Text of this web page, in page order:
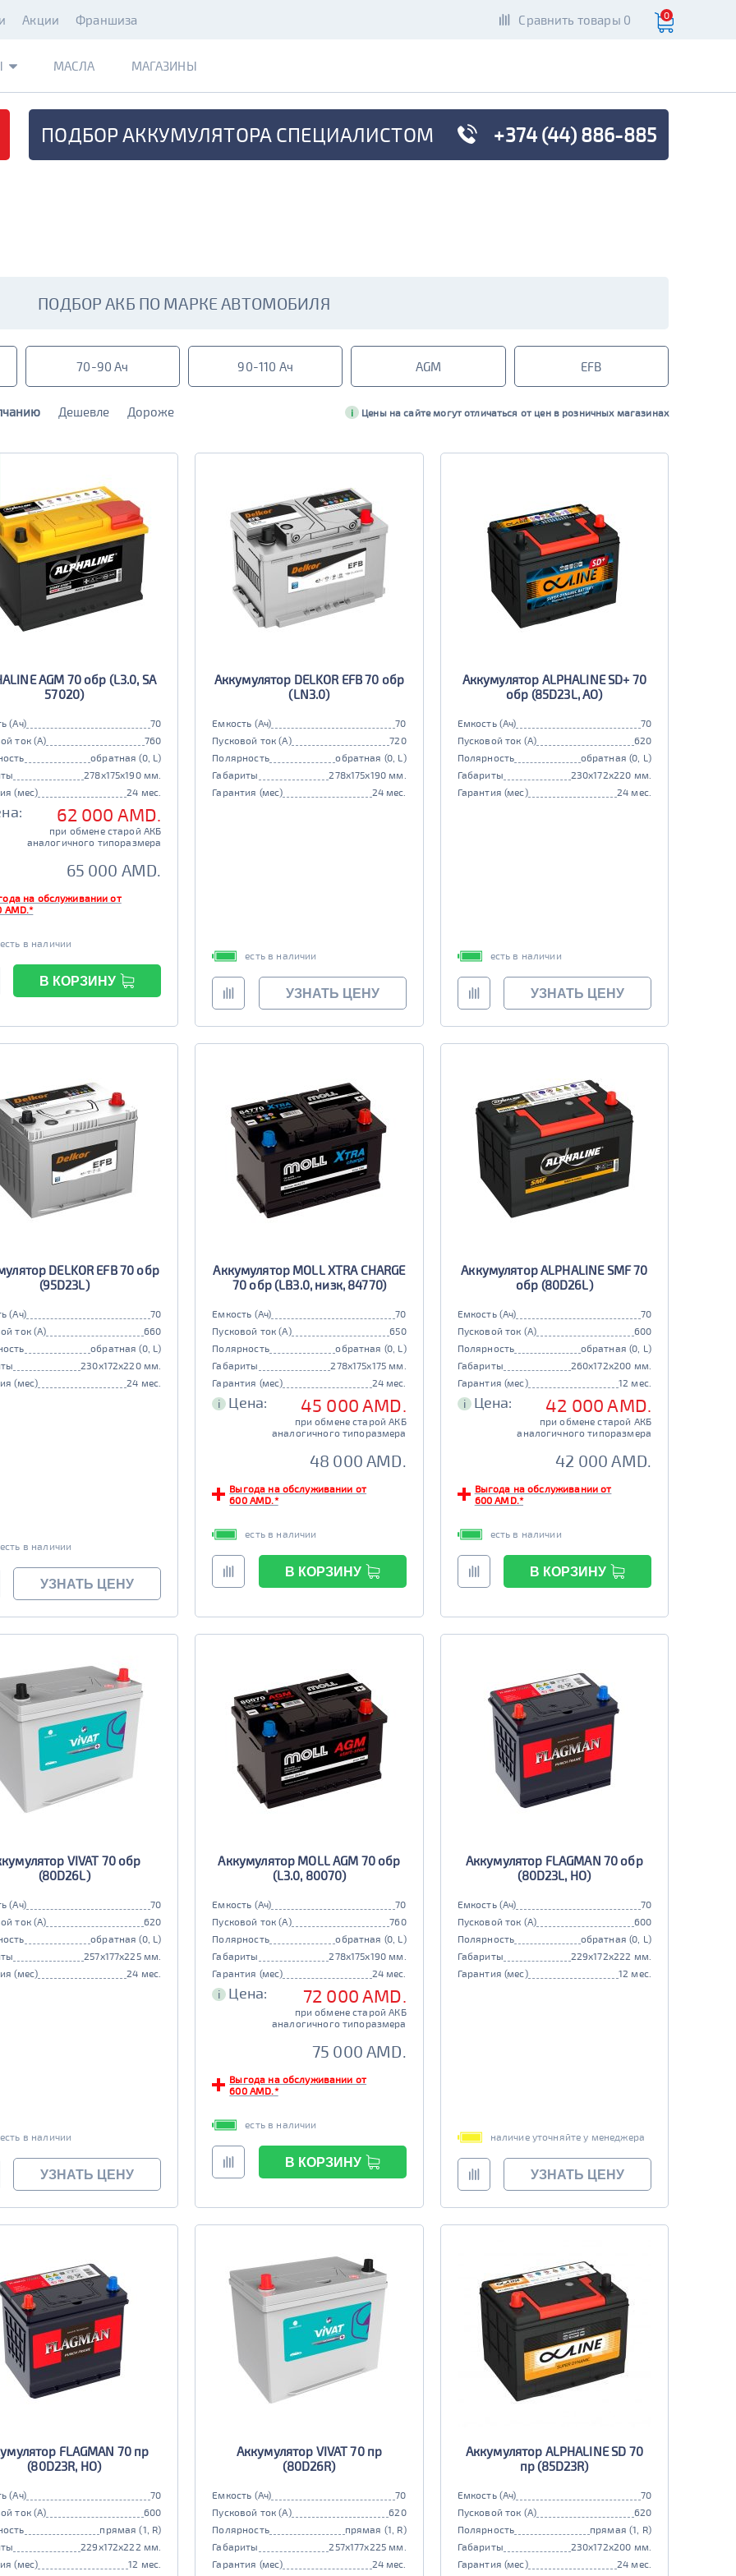
Акции Франшиза Сравнить товары 0 0
МАСЛА МАГАЗИНЫ
ПОДБОР АККУМУЛЯТОРА СПЕЦИАЛИСТОМ +374 (44) 886-885
ПОДБОР АКБ ПО МАРКЕ АВТОМОБИЛЯ
70-90 Ач 90-110 Ач AGM EFB
Дешевле Дороже i Цены на сайте могут отличаться от цен в розничных магазинах
AGM 70 обр (L3.0, SA
57020)
(Ач)
70
ток (А)
760
обратная (0, L)
278x175x190 мм.
(мес)
24 мес.
62 000 AMD.
при обмене старой АКБ
аналогичного типоразмера
65 000 AMD.
на обслуживании от
AMD.*
есть в наличии
В КОРЗИНУ
Аккумулятор DELKOR EFB 70 обр
(LN3.0)
Емкость (Ач)
70
Пусковой ток (А)
720
Полярность
обратная (0, L)
Габариты
278x175x190 мм.
Гарантия (мес)
24 мес.
есть в наличии
УЗНАТЬ ЦЕНУ
Аккумулятор ALPHALINE SD+ 70
обр (85D23L, AO)
Емкость (Ач)
70
Пусковой ток (А)
620
Полярность
обратная (0, L)
Габариты
230x172x220 мм.
Гарантия (мес)
24 мес.
есть в наличии
УЗНАТЬ ЦЕНУ
DELKOR EFB 70 обр
(95D23L)
(Ач)
70
ток (А)
660
обратная (0, L)
230x172x220 мм.
(мес)
24 мес.
есть в наличии
УЗНАТЬ ЦЕНУ
Аккумулятор MOLL XTRA CHARGE
70 обр (LB3.0, низк, 84770)
Емкость (Ач)
70
Пусковой ток (А)
650
Полярность
обратная (0, L)
Габариты
278x175x175 мм.
Гарантия (мес)
24 мес.
i Цена: 45 000 AMD.
при обмене старой АКБ
аналогичного типоразмера
48 000 AMD.
Выгода на обслуживании от
600 AMD.*
есть в наличии
В КОРЗИНУ
Аккумулятор ALPHALINE SMF 70
обр (80D26L)
Емкость (Ач)
70
Пусковой ток (А)
600
Полярность
обратная (0, L)
Габариты
260x172x200 мм.
Гарантия (мес)
12 мес.
i Цена: 42 000 AMD.
при обмене старой АКБ
аналогичного типоразмера
42 000 AMD.
Выгода на обслуживании от
600 AMD.*
есть в наличии
В КОРЗИНУ
VIVAT 70 обр
(80D26L)
(Ач)
70
ток (А)
620
обратная (0, L)
257x177x225 мм.
(мес)
24 мес.
есть в наличии
УЗНАТЬ ЦЕНУ
Аккумулятор MOLL AGM 70 обр
(L3.0, 80070)
Емкость (Ач)
70
Пусковой ток (А)
760
Полярность
обратная (0, L)
Габариты
278x175x190 мм.
Гарантия (мес)
24 мес.
i Цена: 72 000 AMD.
при обмене старой АКБ
аналогичного типоразмера
75 000 AMD.
Выгода на обслуживании от
600 AMD.*
есть в наличии
В КОРЗИНУ
Аккумулятор FLAGMAN 70 обр
(80D23L, HO)
Емкость (Ач)
70
Пусковой ток (А)
600
Полярность
обратная (0, L)
Габариты
229x172x222 мм.
Гарантия (мес)
12 мес.
наличие уточняйте у менеджера
УЗНАТЬ ЦЕНУ
FLAGMAN 70 пр
(80D23R, HO)
(Ач)
70
ток (А)
600
прямая (1, R)
229x172x222 мм.
(мес)
12 мес.
Аккумулятор VIVAT 70 пр
(80D26R)
Емкость (Ач)
70
Пусковой ток (А)
620
Полярность
прямая (1, R)
Габариты
257x177x225 мм.
Гарантия (мес)
24 мес.
Аккумулятор ALPHALINE SD 70
пр (85D23R)
Емкость (Ач)
70
Пусковой ток (А)
620
Полярность
прямая (1, R)
Габариты
230x172x200 мм.
Гарантия (мес)
24 мес.